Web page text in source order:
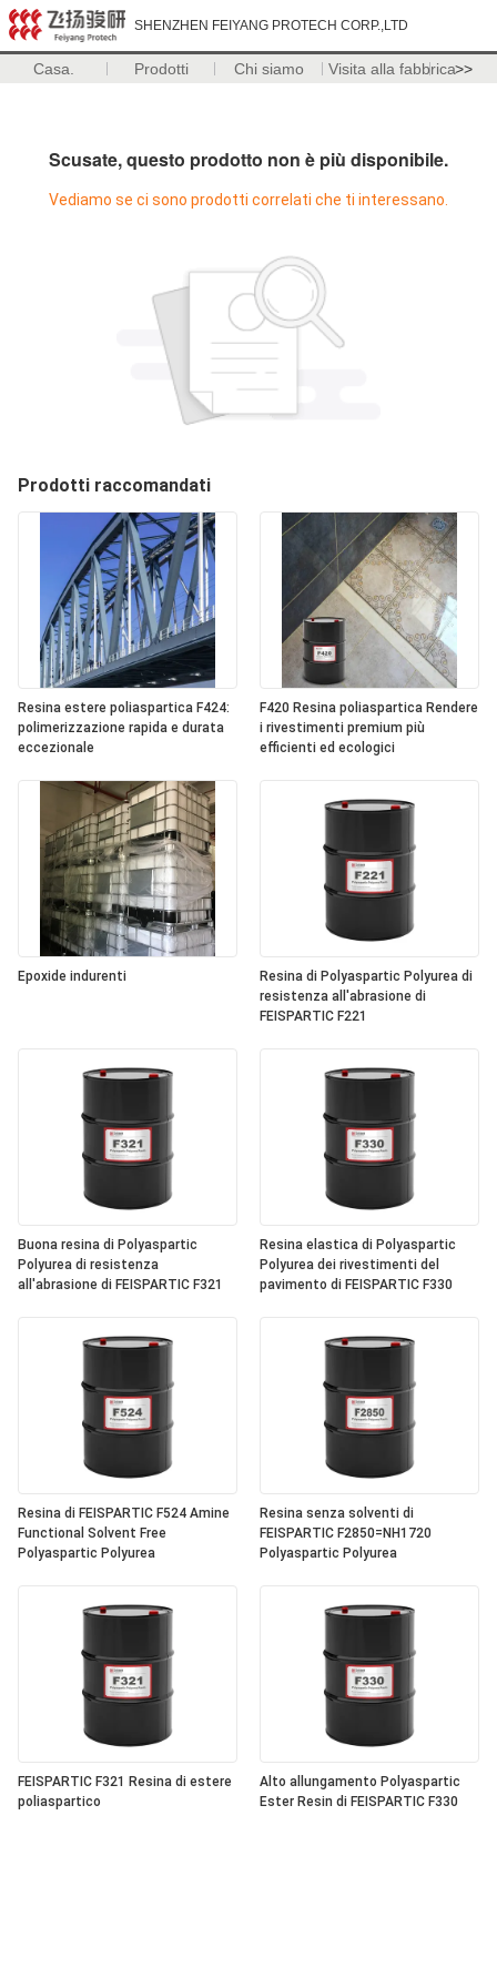
SHENZHEN FEIYANG PROTECH CORP.,LTD
Casa. Prodotti Chi siamo Visita alla fabbrica>>
Scusate, questo prodotto non è più disponibile.
Vediamo se ci sono prodotti correlati che ti interessano.
Prodotti raccomandati
Resina estere poliaspartica F424:
polimerizzazione rapida e durata
eccezionale
F420 Resina poliaspartica Rendere
i rivestimenti premium più
efficienti ed ecologici
Epoxide indurenti
Resina di Polyaspartic Polyurea di
resistenza all'abrasione di
FEISPARTIC F221
Buona resina di Polyaspartic
Polyurea di resistenza
all'abrasione di FEISPARTIC F321
Resina elastica di Polyaspartic
Polyurea dei rivestimenti del
pavimento di FEISPARTIC F330
Resina di FEISPARTIC F524 Amine
Functional Solvent Free
Polyaspartic Polyurea
Resina senza solventi di
FEISPARTIC F2850=NH1720
Polyaspartic Polyurea
FEISPARTIC F321 Resina di estere
poliaspartico
Alto allungamento Polyaspartic
Ester Resin di FEISPARTIC F330